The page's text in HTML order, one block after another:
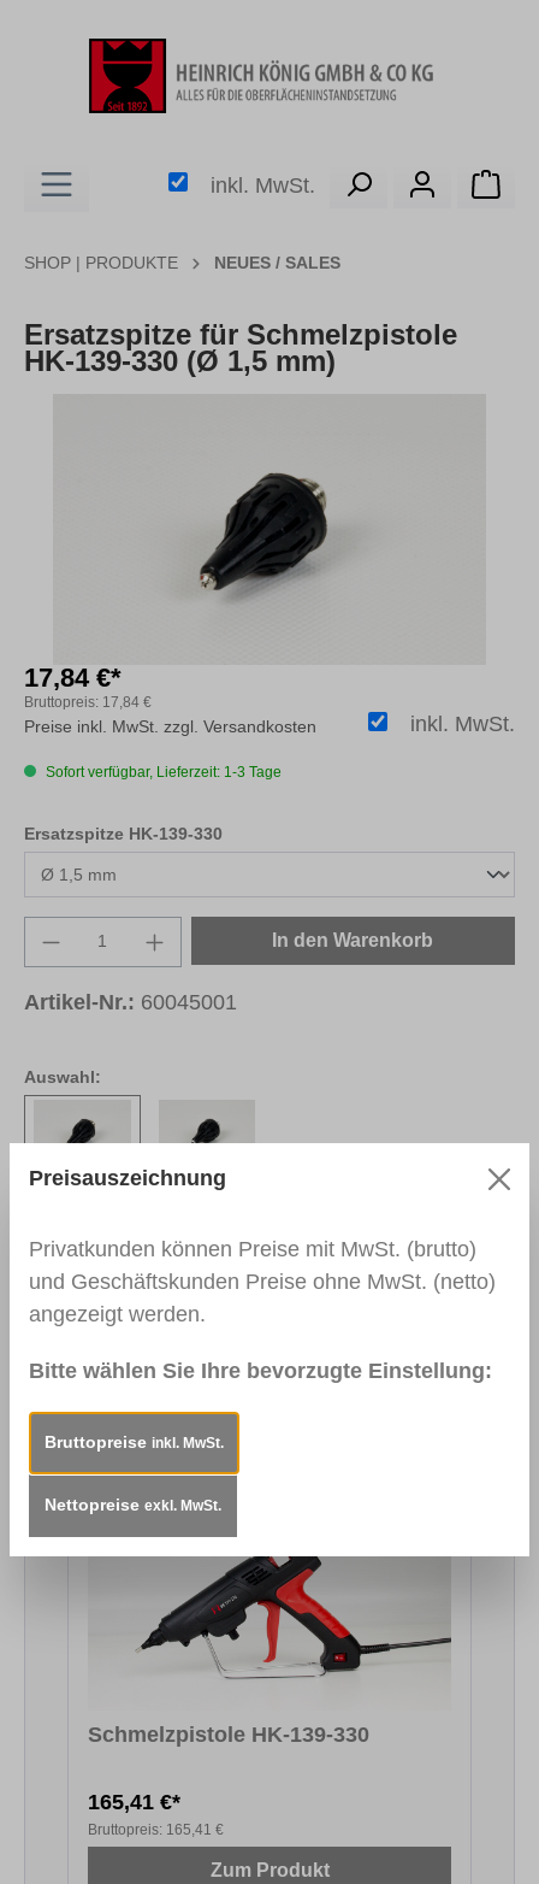
inkl. MwSt.
SHOP | PRODUKTE NEUES / SALES
Ersatzspitze für Schmelzpistole
HK-139-330 (Ø 1,5 mm)
Auswahl:
Ø 1,5 mm Ø 3,0 mm
17,84 €*
Bruttopreis: 17,84 €
inkl. MwSt.
Preise inkl. MwSt. zzgl. Versandkosten
Sofort verfügbar, Lieferzeit: 1-3 Tage
Ersatzspitze HK-139-330
Produkt Anzahl: Gib den gewünschten
In den Warenkorb
Artikel-Nr.: 60045001
Beschreibung
mm.
Produktgalerie überspringen
Schmelzpistole HK-139-330
165,41 €*
Bruttopreis: 165,41 €
Zum Produkt
Preisauszeichnung
Privatkunden können Preise mit MwSt. (brutto)
und Geschäftskunden Preise ohne MwSt. (netto)
angezeigt werden.
Bitte wählen Sie Ihre bevorzugte Einstellung:
Bruttopreise inkl. MwSt.
Nettopreise exkl. MwSt.